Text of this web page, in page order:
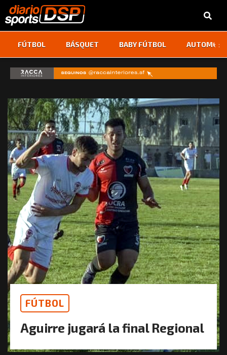
FÚTBOL BÁSQUET BABY FÚTBOL ‹ ›
FÚTBOL
Aguirre jugará la final Regional